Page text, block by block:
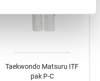
Taekwondo Matsuru ITF
pak P-C